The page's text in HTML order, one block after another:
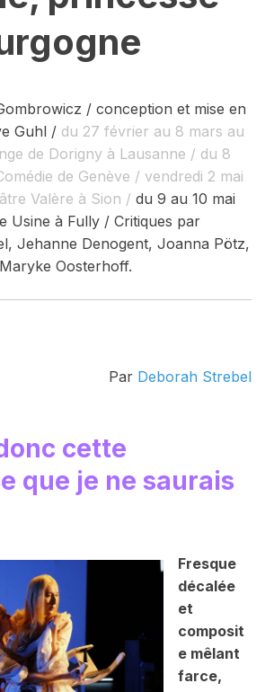
/ conception et mise en
Guhl / du 27 février au 8 mars au
de Dorigny à Lausanne / du 8
de Genève / vendredi 2 mai
Valère à Sion / du 9 au 10 mai
Usine à Fully / Critiques par
Jehanne Denogent, Joanna Pötz,
Oosterhoff.
Par Deborah Strebel
cette
que je ne saurais
Fresque
décalée
et
composit
e mêlant
farce,